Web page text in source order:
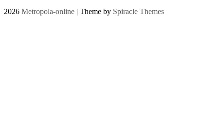
2026 Metropola-online | Theme by Spiracle Themes